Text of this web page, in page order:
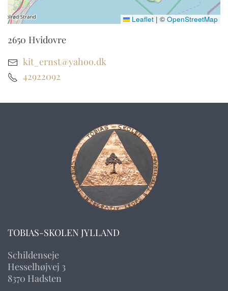
Leaflet | © OpenStreetMap
2650 Hvidovre
kit_ernst@yahoo.dk
42922092
TOBIAS-SKOLEN JYLLAND
Schildenseje
Hesselhøjvej 3
8370 Hadsten